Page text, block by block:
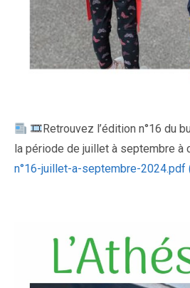
Retrouvez l’édition n°16 du
la période de juillet à septembre à
n°16-juillet-a-septembre-2024.pdf